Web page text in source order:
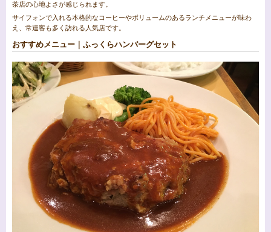
茶店の心地よさが感じられます。
サイフォンで入れる本格的なコーヒーやボリュームのあるランチメニューが味わ
え、常連客も多く訪れる人気店です。
おすすめメニュー｜ふっくらハンバーグセット